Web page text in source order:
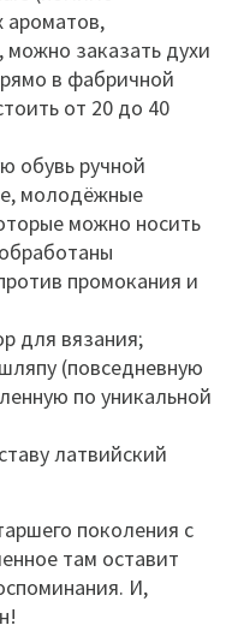
ароматов,
заказать духи
в фабричной
от 20 до 40
обувь ручной
молодёжные
можно носить
промокания и
для вязания;
(повседневную
по уникальной
латвийский
поколения с
там оставит
И,